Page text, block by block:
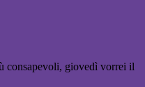
giovedì vorrei il